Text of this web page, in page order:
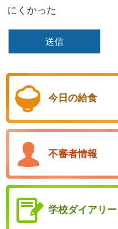
にくかった
今日の給食
不審者情報
学校ダイアリー